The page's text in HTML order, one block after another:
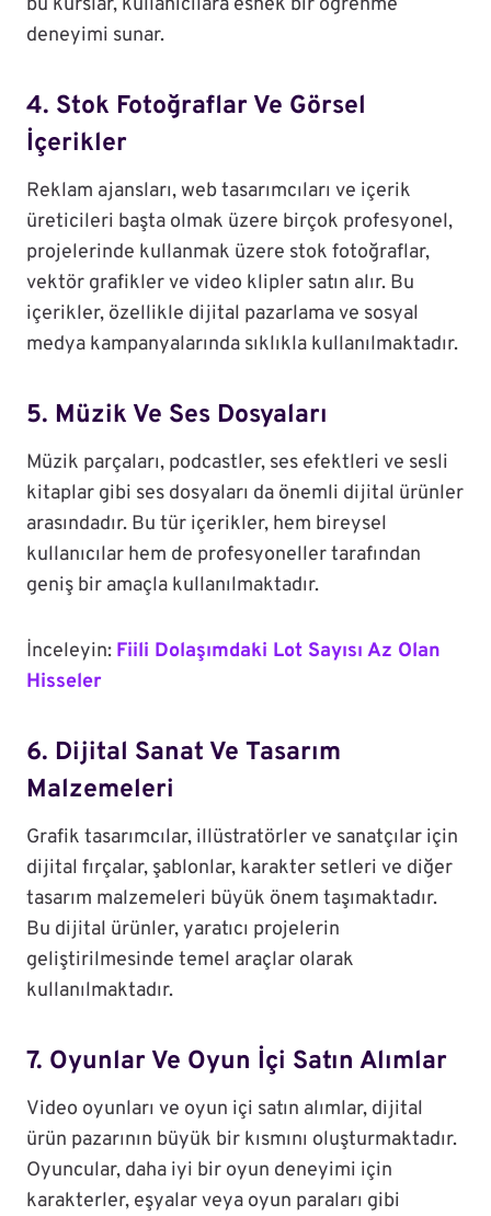
deneyimi sunar.
4. Stok Fotoğraflar Ve Görsel
İçerikler
Reklam ajansları, web tasarımcıları ve içerik
üreticileri başta olmak üzere birçok profesyonel,
projelerinde kullanmak üzere stok fotoğraflar,
vektör grafikler ve video klipler satın alır. Bu
içerikler, özellikle dijital pazarlama ve sosyal
medya kampanyalarında sıklıkla kullanılmaktadır.
5. Müzik Ve Ses Dosyaları
Müzik parçaları, podcastler, ses efektleri ve sesli
kitaplar gibi ses dosyaları da önemli dijital ürünler
arasındadır. Bu tür içerikler, hem bireysel
kullanıcılar hem de profesyoneller tarafından
geniş bir amaçla kullanılmaktadır.
İnceleyin: Fiili Dolaşımdaki Lot Sayısı Az Olan
Hisseler
6. Dijital Sanat Ve Tasarım
Malzemeleri
Grafik tasarımcılar, illüstratörler ve sanatçılar için
dijital fırçalar, şablonlar, karakter setleri ve diğer
tasarım malzemeleri büyük önem taşımaktadır.
Bu dijital ürünler, yaratıcı projelerin
geliştirilmesinde temel araçlar olarak
kullanılmaktadır.
7. Oyunlar Ve Oyun İçi Satın Alımlar
Video oyunları ve oyun içi satın alımlar, dijital
ürün pazarının büyük bir kısmını oluşturmaktadır.
Oyuncular, daha iyi bir oyun deneyimi için
karakterler, eşyalar veya oyun paraları gibi